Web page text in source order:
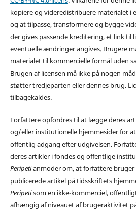
kopiere og videredistribuere materialet i
og at tilpasse, transformere og bygge
der gives passende kreditering, et link til
eventuelle ændringer angives. Brugere
materialet til kommercielle formål uden
Brugen af licensen må ikke på nogen
støtter tredjeparten eller dennes brug.
tilbagekaldes.
Forfattere opfordres til at lægge deres
og/eller institutionelle hjemmesider for
offentlig adgang efter udgivelsen.
deres artikler i fondes og offentlige
Peripetianmoder om, at forfattere bruger
publicerede artikel på tidsskriftets
Peripetisom en ikke-kommerciel,
afhængig af niveauet af brugeraktivitet